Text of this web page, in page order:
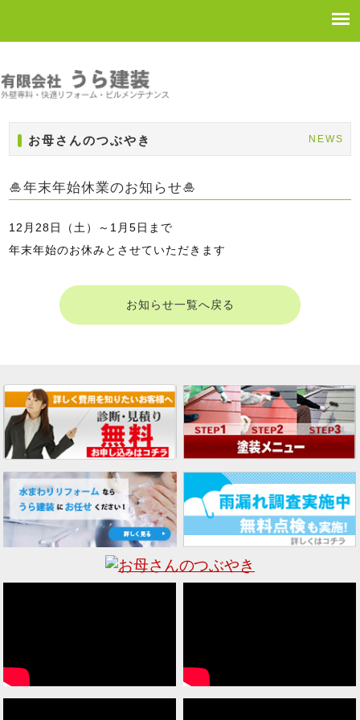
お母さんのつぶやき NEWS
🎍年末年始休業のお知らせ🎍
12月28日（土）～1月5日まで
年末年始のお休みとさせていただきます
お知らせ一覧へ戻る